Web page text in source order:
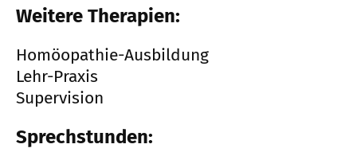
Weitere Therapien:
Homöopathie-Ausbildung
Lehr-Praxis
Supervision
Sprechstunden: